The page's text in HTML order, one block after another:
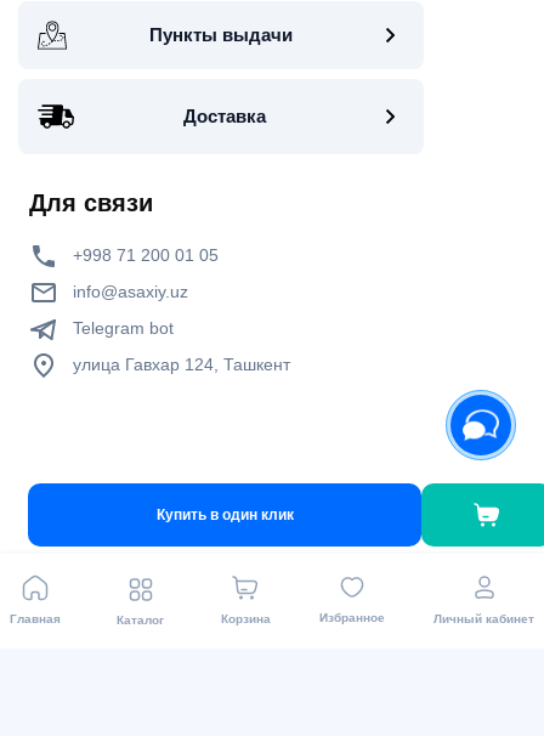
Главная Каталог Корзина Избранное Личный кабинет
Купить в один клик
Пункты выдачи
Доставка
Для связи
+998 71 200 01 05
info@asaxiy.uz
Telegram bot
улица Гавхар 124, Ташкент
Виды оплаты